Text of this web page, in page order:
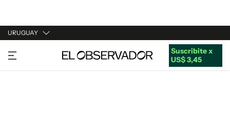
URUGUAY
URUGUAY
ARGENTINA
Suscribite x
US$ 3,45